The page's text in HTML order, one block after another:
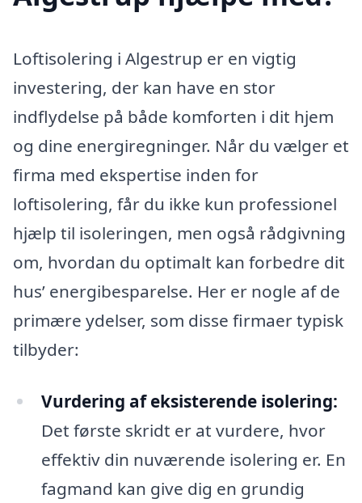
Loftisolering i Algestrup er en vigtig
investering, der kan have en stor
indflydelse på både komforten i dit hjem
og dine energiregninger. Når du vælger et
firma med ekspertise inden for
loftisolering, får du ikke kun professionel
hjælp til isoleringen, men også rådgivning
om, hvordan du optimalt kan forbedre dit
hus’ energibesparelse. Her er nogle af de
primære ydelser, som disse firmaer typisk
tilbyder:
Vurdering af eksisterende isolering:
Det første skridt er at vurdere, hvor
effektiv din nuværende isolering er. En
fagmand kan give dig en grundig